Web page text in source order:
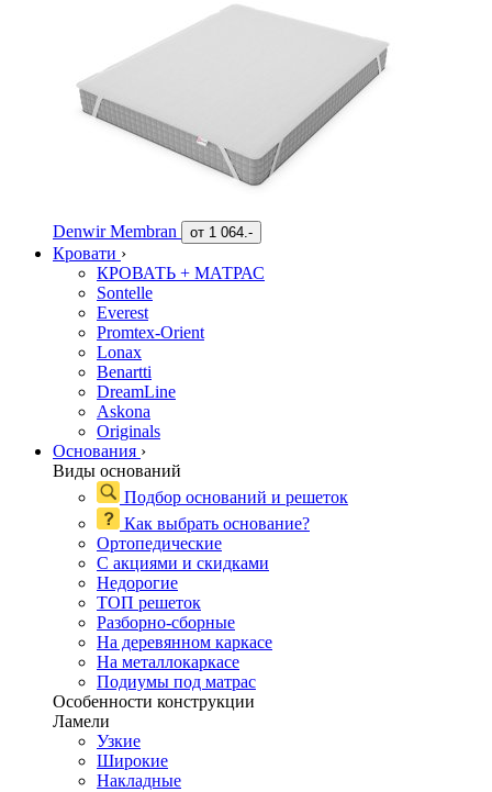
Denwir Membran от 1 064.-
Кровати ›
КРОВАТЬ + МАТРАС
Sontelle
Everest
Promtex-Orient
Lonax
Benartti
DreamLine
Askona
Originals
Основания ›
Виды оснований
Подбор оснований и решеток
Как выбрать основание?
Ортопедические
С акциями и скидками
Недорогие
ТОП решеток
Разборно-сборные
На деревянном каркасе
На металлокаркасе
Подиумы под матрас
Особенности конструкции
Ламели
Узкие
Широкие
Накладные